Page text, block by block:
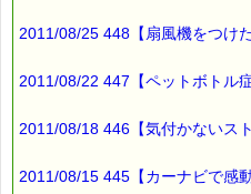
娘の学校の文化祭と
重なってしまいました。
わたしは
地区祭りに行きましたので
行けませんでした (-_-)
2011/08/25 448【扇風機をつけ
2011/08/22 447【ペットボトル症
2011/08/18 446【気付かないスト
2011/08/15 445【カーナビで感動